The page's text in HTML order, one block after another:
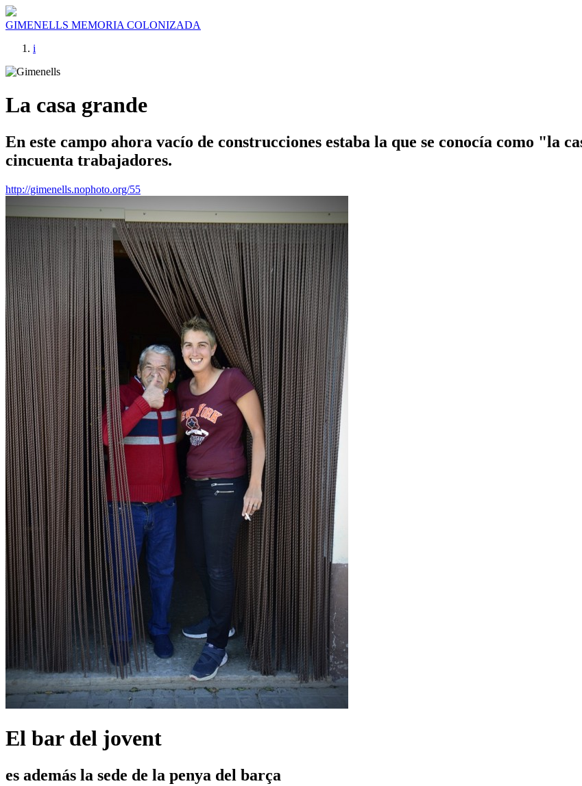
GIMENELLS MEMORIA COLONIZADA
i
La casa grande
En este campo ahora vacío de construcciones estaba la que se conocía como "la
cincuenta trabajadores.
http://gimenells.nophoto.org/55
El bar del jovent
es además la sede de la penya del barça